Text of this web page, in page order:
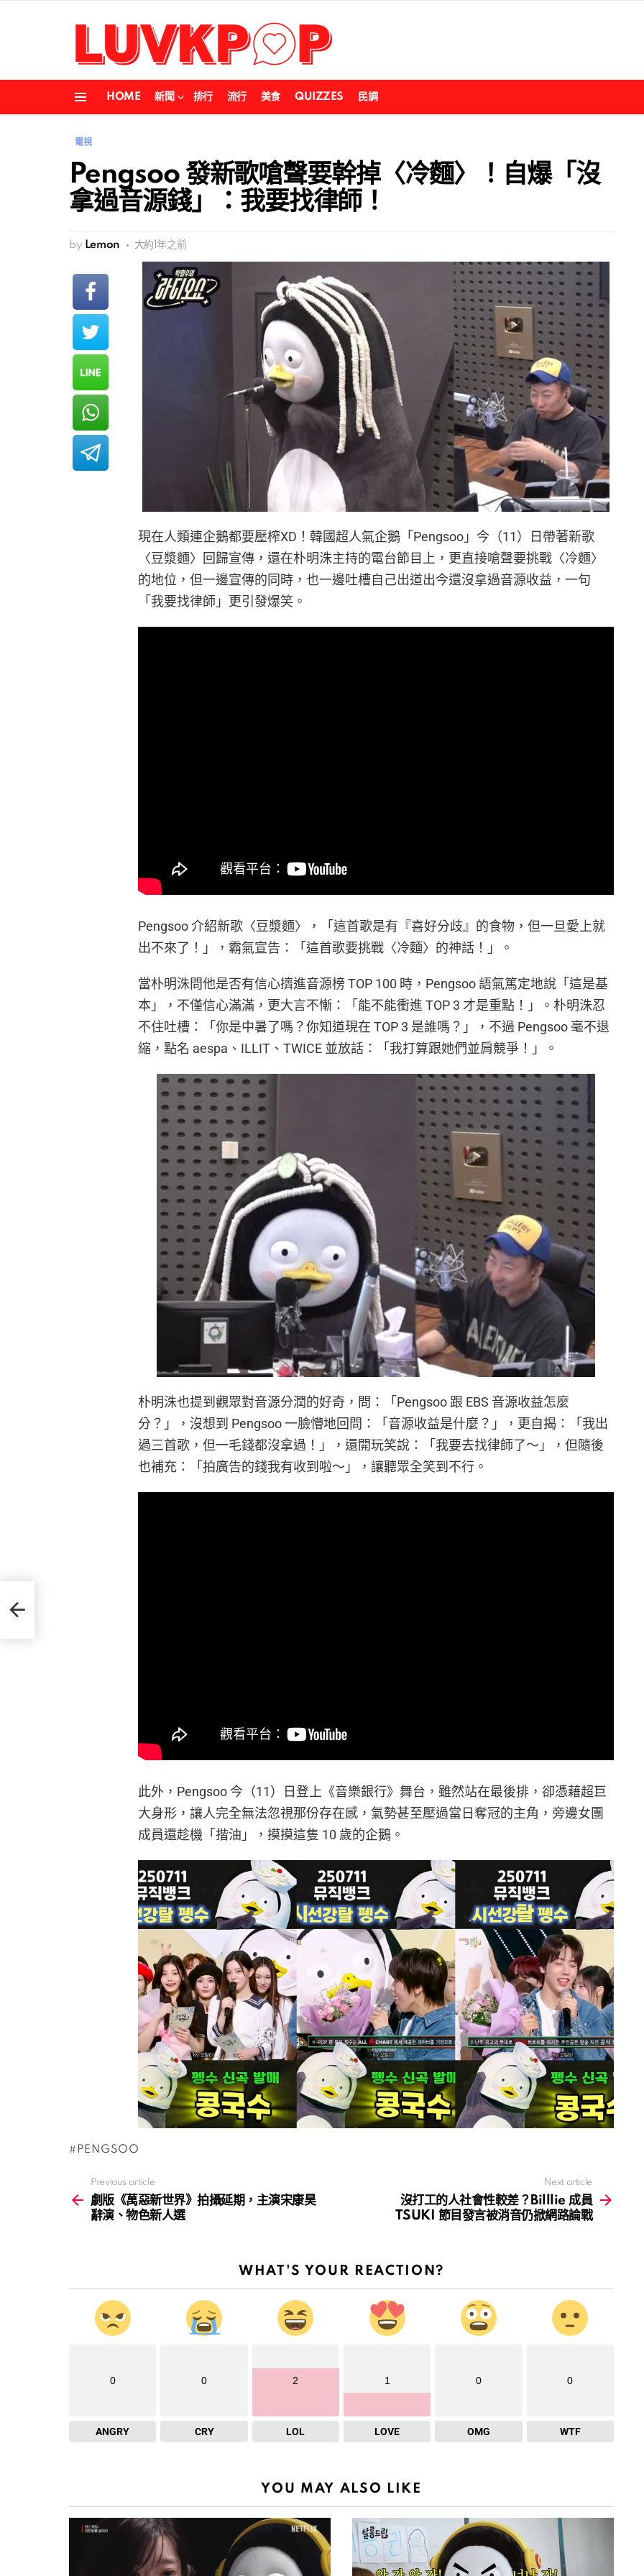
HOME 新聞 排行 流行 美食 QUIZZES 民調
電視
Pengsoo 發新歌嗆聲要幹掉〈冷麵〉！自爆「沒
拿過音源錢」：我要找律師！
by Lemon 大約1年之前
現在人類連企鵝都要壓榨XD！韓國超人氣企鵝「Pengsoo」今（11）日帶著新歌
〈豆漿麵〉回歸宣傳，還在朴明洙主持的電台節目上，更直接嗆聲要挑戰〈冷麵〉
的地位，但一邊宣傳的同時，也一邊吐槽自己出道出今還沒拿過音源收益，一句
「我要找律師」更引發爆笑。
Pengsoo 介紹新歌〈豆漿麵〉，「這首歌是有『喜好分歧』的食物，但一旦愛上就
出不來了！」，霸氣宣告：「這首歌要挑戰〈冷麵〉的神話！」。
當朴明洙問他是否有信心擠進音源榜 TOP 100 時，Pengsoo 語氣篤定地說「這是基
本」，不僅信心滿滿，更大言不慚：「能不能衝進 TOP 3 才是重點！」。朴明洙忍
不住吐槽：「你是中暑了嗎？你知道現在 TOP 3 是誰嗎？」，不過 Pengsoo 毫不退
縮，點名 aespa、ILLIT、TWICE 並放話：「我打算跟她們並肩競爭！」。
朴明洙也提到觀眾對音源分潤的好奇，問：「Pengsoo 跟 EBS 音源收益怎麼
分？」，沒想到 Pengsoo 一臉懵地回問：「音源收益是什麼？」，更自揭：「我出
過三首歌，但一毛錢都沒拿過！」，還開玩笑說：「我要去找律師了～」，但隨後
也補充：「拍廣告的錢我有收到啦～」，讓聽眾全笑到不行。
此外，Pengsoo 今（11）日登上《音樂銀行》舞台，雖然站在最後排，卻憑藉超巨
大身形，讓人完全無法忽視那份存在感，氣勢甚至壓過當日奪冠的主角，旁邊女團
成員還趁機「揩油」，摸摸這隻 10 歲的企鵝。
PENGSOO
more
Previous article
劇版《萬惡新世界》拍攝延期，主演宋康昊
辭演、物色新人選
Next article
沒打工的人社會性較差？Billlie 成員
TSUKI 節目發言被消音仍掀網路論戰
WHAT'S YOUR REACTION?
0
ANGRY
0
CRY
2
LOL
1
LOVE
0
OMG
0
WTF
YOU MAY ALSO LIKE